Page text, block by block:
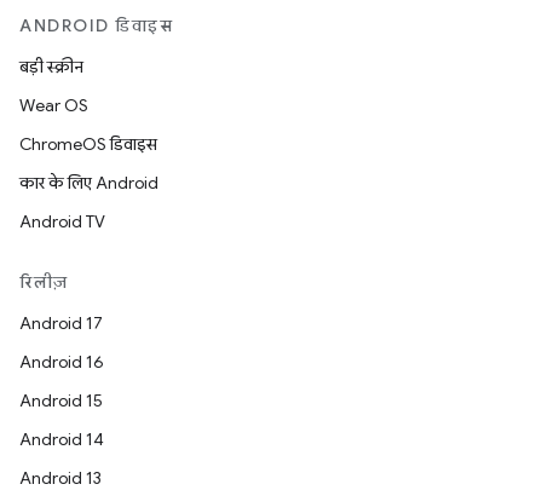
ANDROID डिवाइस
बड़ी स्क्रीन
Wear OS
ChromeOS डिवाइस
कार के लिए Android
Android TV
रिलीज़
Android 17
Android 16
Android 15
Android 14
Android 13